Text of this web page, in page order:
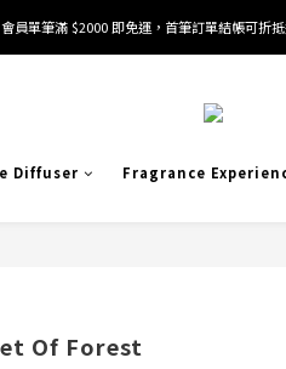
加入/驗證會員並綁定電話號碼，即可獲
會員單筆滿 $2000 即免運，首筆訂單結帳可折
Diffuser Fragrance
Of Forest